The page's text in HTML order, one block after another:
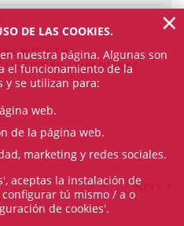
WITH THE
(CRAJ) | HEADLINES
NEXT
DE LAS COOKIES.
nuestra página. Algunas son
el funcionamiento de la
y se utilizan para:
web.
de la página web.
marketing y redes sociales.
aceptas la instalación de
tú mismo / a o
de cookies'.
×